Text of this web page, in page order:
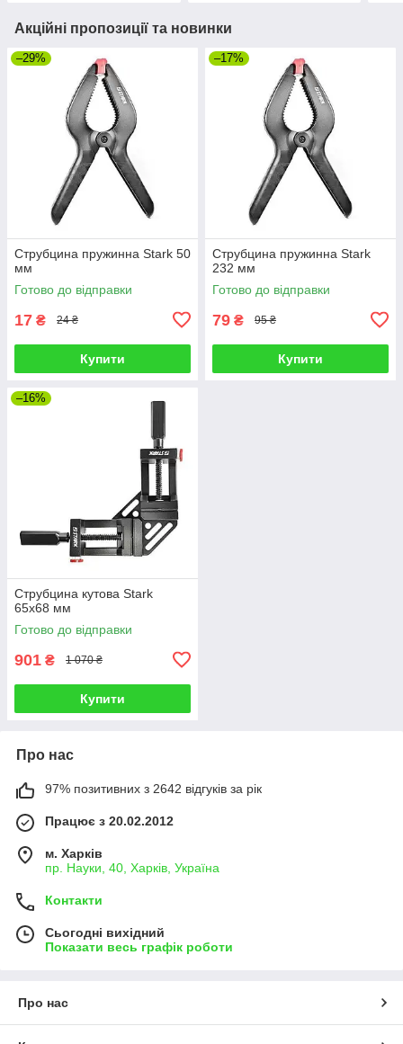
Акційні пропозиції та новинки
–29%
Струбцина пружинна Stark 50
мм
Готово до відправки
17 ₴ 24 ₴
Купити
–17%
Струбцина пружинна Stark
232 мм
Готово до відправки
79 ₴ 95 ₴
Купити
–16%
Струбцина кутова Stark
65x68 мм
Готово до відправки
901 ₴ 1 070 ₴
Купити
Про нас
97% позитивних з 2642 відгуків за рік
Працює з 20.02.2012
м. Харків
пр. Науки, 40, Харків, Україна
Контакти
Сьогодні вихідний
Показати весь графік роботи
Про нас